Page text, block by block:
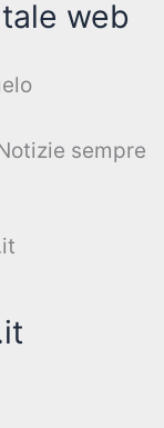
web
sempre